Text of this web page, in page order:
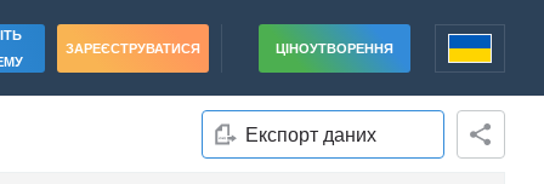
ЗАРЕЄСТРУВАТИСЯ ЦІНОУТВОРЕННЯ
Експорт даних